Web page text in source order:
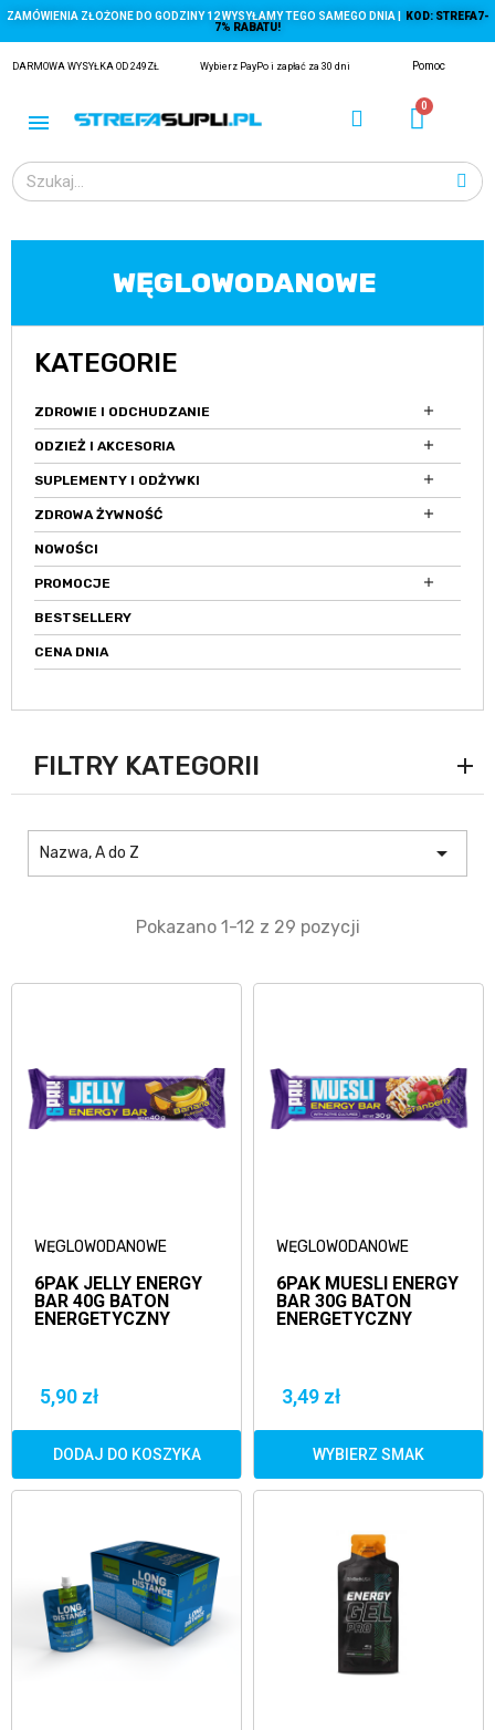
ZAMÓWIENIA ZŁOŻONE DO GODZINY 12 WYSYŁAMY TEGO SAMEGO DNIA |
KOD: STREFA7-
7% RABATU!
DARMOWA WYSYŁKA OD 249ZŁ Wybierz PayPo i zapłać za 30 dni Pomoc
WĘGLOWODANOWE
KATEGORIE
ZDROWIE I ODCHUDZANIE 
ODZIEŻ I AKCESORIA 
SUPLEMENTY I ODŻYWKI 
ZDROWA ŻYWNOŚĆ 
NOWOŚCI
PROMOCJE 
BESTSELLERY
CENA DNIA
FILTRY KATEGORII
Nazwa, A do Z 
Pokazano 1-12 z 29 pozycji
WĘGLOWODANOWE
6PAK JELLY ENERGY
BAR 40G BATON
ENERGETYCZNY
5,90 zł
DODAJ DO KOSZYKA
WĘGLOWODANOWE
6PAK MUESLI ENERGY
BAR 30G BATON
ENERGETYCZNY
3,49 zł
WYBIERZ SMAK